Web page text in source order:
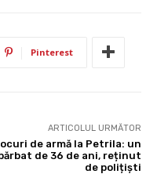
Pinterest
ARTICOLUL URMĂTOR
de armă la Petrila: un
de 36 de ani, reținut
de polițiști